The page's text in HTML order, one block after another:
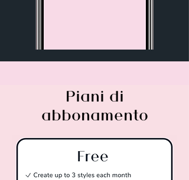
Piani di
abbonamento